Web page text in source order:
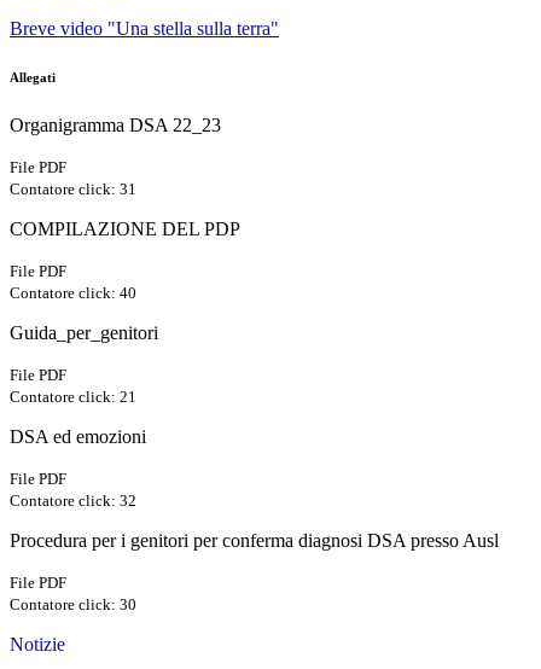
Breve video "Una stella sulla terra"
Allegati
Organigramma DSA 22_23
File PDF
Contatore click: 31
COMPILAZIONE DEL PDP
File PDF
Contatore click: 40
Guida_per_genitori
File PDF
Contatore click: 21
DSA ed emozioni
File PDF
Contatore click: 32
Procedura per i genitori per conferma diagnosi DSA presso Ausl
File PDF
Contatore click: 30
Notizie